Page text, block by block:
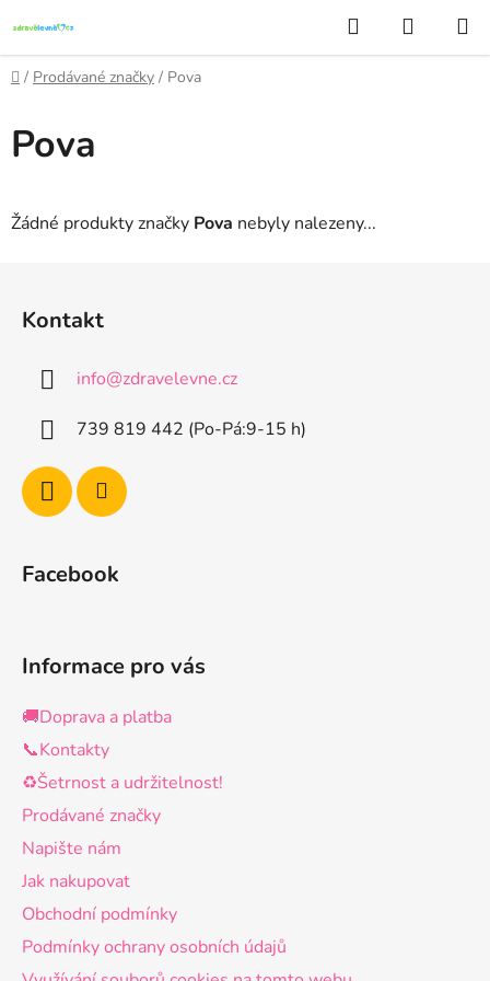
na
obsah
Hledat
KOŠÍK
Domů
/ Prodávané značky / Pova
Pova
Žádné produkty značky Pova nebyly nalezeny...
Kontakt
info@zdravelevne.cz
739 819 442 (Po-Pá:9-15 h)
Facebook
Informace pro vás
🚚Doprava a platba
📞Kontakty
♻️Šetrnost a udržitelnost!
Prodávané značky
Napište nám
Jak nakupovat
Obchodní podmínky
Podmínky ochrany osobních údajů